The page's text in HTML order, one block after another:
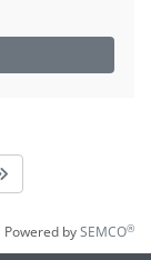
Powered bySEMCO®